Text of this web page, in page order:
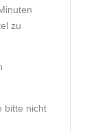
zu
bitte nicht